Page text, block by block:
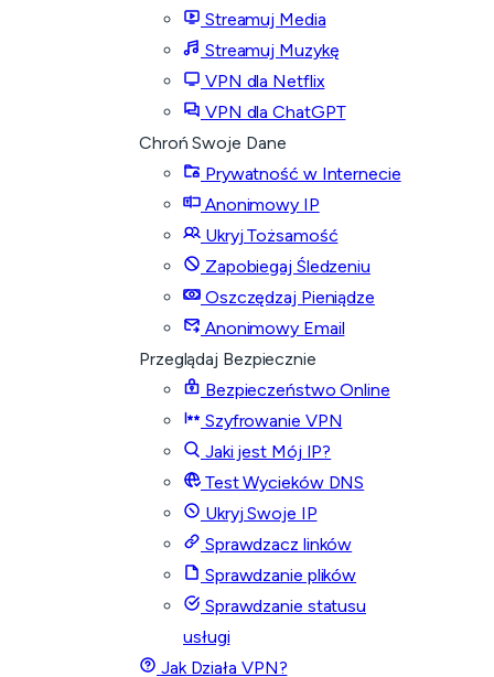
Streamuj Media
Streamuj Muzykę
VPN dla Netflix
VPN dla ChatGPT
Chroń Swoje Dane
Prywatność w Internecie
Anonimowy IP
Ukryj Tożsamość
Zapobiegaj Śledzeniu
Oszczędzaj Pieniądze
Anonimowy Email
Przeglądaj Bezpiecznie
Bezpieczeństwo Online
Szyfrowanie VPN
Jaki jest Mój IP?
Test Wycieków DNS
Ukryj Swoje IP
Sprawdzacz linków
Sprawdzanie plików
Sprawdzanie statusu
usługi
Jak Działa VPN?